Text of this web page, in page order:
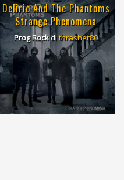
Delirio And The Phantoms
Strange Phenomena
Prog Rockdithrasher80